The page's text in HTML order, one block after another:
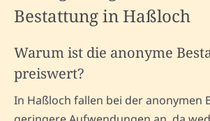
Bestattung in Haßloch
Warum ist die anonyme
preiswert?
In Haßloch fallen bei der anonymen